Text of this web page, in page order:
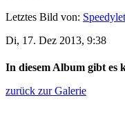
Letztes Bild von:
Di, 17. Dez 2013, 9:38
In diesem Album gibt es
zurück zur Galerie